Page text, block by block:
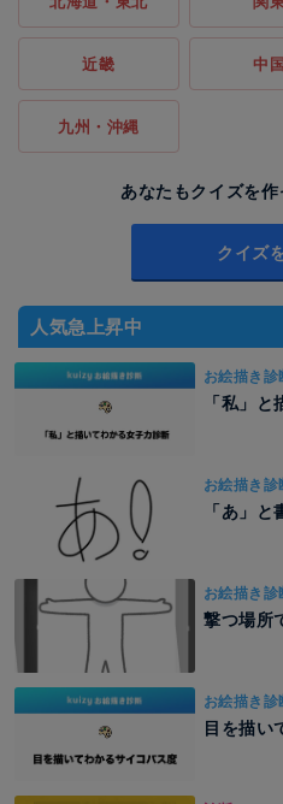
近畿 中国
九州・沖縄
あなたもクイズを
クイズ
人気急上昇中
お絵描き診
「私」
お絵描き診
「あ」
お絵描き診
撃つ場所
お絵描き診
目を描い